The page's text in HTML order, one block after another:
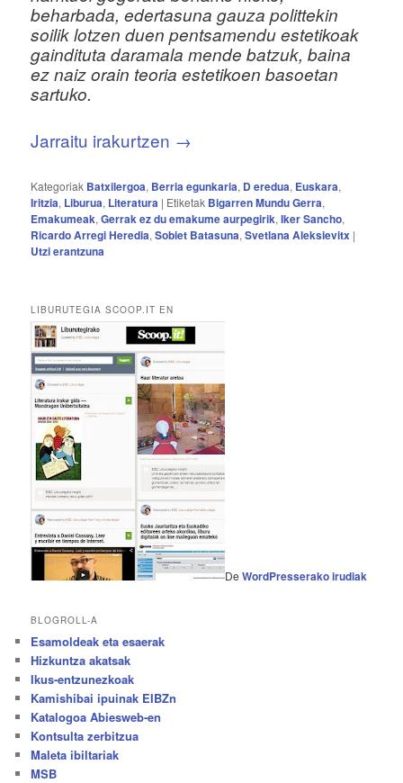
beharbada, edertasuna gauza polittekin
soilik lotzen duen pentsamendu estetikoak
gaindituta daramala mende batzuk, baina
ez naiz orain teoria estetikoen basoetan
sartuko.
Jarraitu irakurtzen →
Kategoriak Batxilergoa, Berria egunkaria, D eredua, Euskara,
Iritzia, Liburua, Literatura | Etiketak Bigarren Mundu Gerra,
Emakumeak,Gerrak ez du emakume aurpegirik,Iker Sancho,
Ricardo Arregi Heredia,Sobiet Batasuna,Svetlana Aleksievitx |
Utzi erantzuna
LIBURUTEGIA SCOOP.IT EN
DeWordPresserako irudiak
BLOGROLL-A
Esamoldeak eta esaerak
Hizkuntza akatsak
Ikus-entzunezkoak
Kamishibai ipuinak EIBZn
Katalogoa Abiesweb-en
Kontsulta zerbitzua
Maleta ibiltariak
MSB